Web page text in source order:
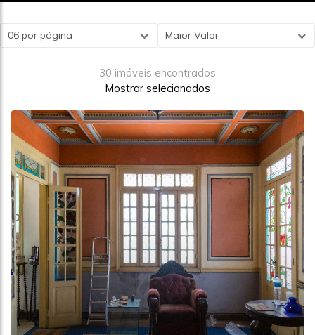
Maior Valor
06 por página
30 imóveis encontrados
Mostrar selecionados